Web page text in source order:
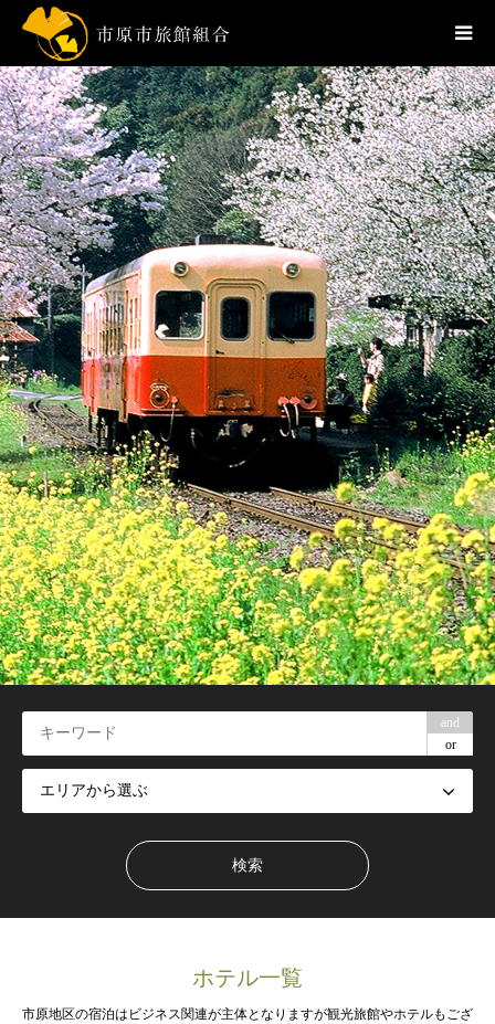
and
or
ホテル一覧
市原地区の宿泊はビジネス関連が主体となりますが観光旅館やホテルもござ